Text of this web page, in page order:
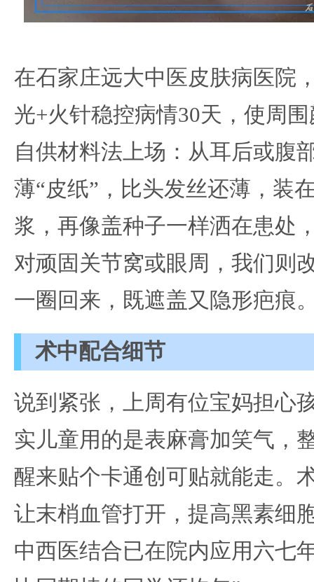
在石家庄远大中医皮肤病医院
光+火针稳控病情30天，使周
自供材料法上场：从耳后或腹
薄“皮纸”，比头发丝还薄，装
浆，再像盖种子一样洒在患处
对顽固关节窝或眼周，我们则
一圈回来，既遮盖又隐形疤痕
术中配合细节
说到紧张，上周有位宝妈担心
实儿童用的是表麻膏加笑气，
醒来贴个卡通创可贴就能走。
让末梢血管打开，提高黑素细
中西医结合已在院内应用六七